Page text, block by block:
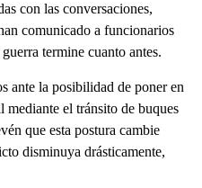
con las conversaciones,
comunicado a funcionarios
termine cuanto antes.
ante la posibilidad de poner en
mediante el tránsito de buques
que esta postura cambie
disminuya drásticamente,